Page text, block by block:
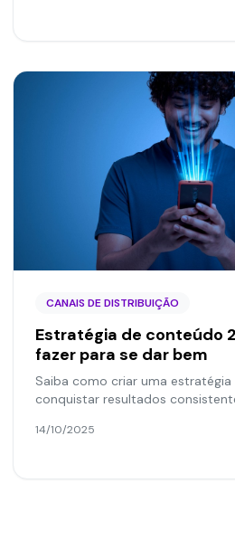
CANAIS DE DISTRIBUIÇÃO
Estratégia de conteúdo
fazer para se dar bem
Saiba como criar uma
conquistar resultados
14/10/2025